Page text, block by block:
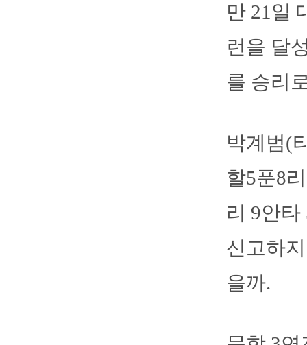
만 21일
런을 달
를 승리
박계범(
할5푼8
리 9안
신고하
을까.